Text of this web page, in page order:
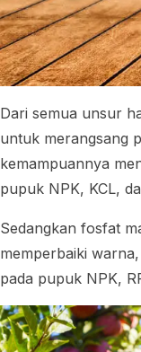
Dari semua unsur
untuk merangsang
kemampuannya
pupuk NPK, KCL,
Sedangkan fosfat
memperbaiki
pada pupuk NPK,